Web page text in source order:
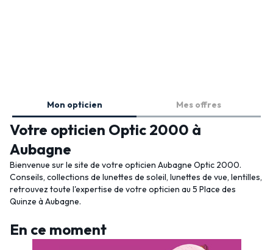
Mon opticien Mes offres
Votre opticien Optic 2000 à
Aubagne
Bienvenue sur le site de votre opticien Aubagne Optic 2000.
Conseils, collections de lunettes de soleil, lunettes de vue, lentilles,
retrouvez toute l'expertise de votre opticien au 5 Place des
Quinze à Aubagne.
En ce moment